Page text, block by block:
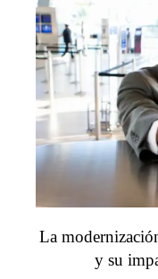
La
y su